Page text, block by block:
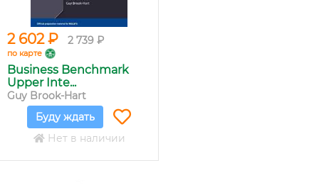
2 602 ₽ 2 739 ₽
по карте
Business Benchmark
Upper Inte...
Guy Brook-Hart
Буду ждать
Нет в наличии